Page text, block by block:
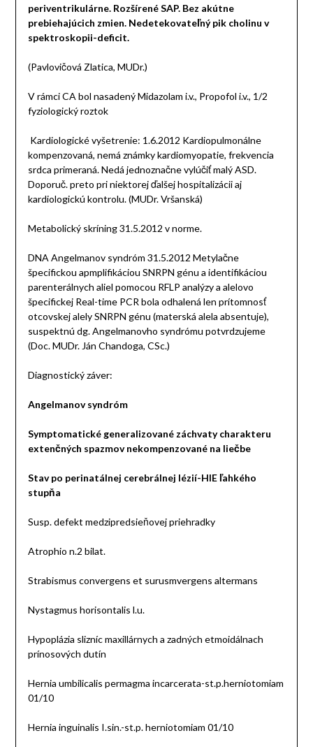
periventrikulárne. Rozšírené SAP. Bez akútne
prebiehajúcich zmien. Nedetekovateľný pik cholinu v
spektroskopii-deficit.
(Pavlovičová Zlatica, MUDr.)
V rámci CA bol nasadený Midazolam i.v., Propofol i.v., 1/2
fyziologický roztok
Kardiologické vyšetrenie: 1.6.2012 Kardiopulmonálne
kompenzovaná, nemá známky kardiomyopatie, frekvencia
srdca primeraná. Nedá jednoznačne vylúčiť malý ASD.
Doporuč. preto pri niektorej ďalšej hospitalizácii aj
kardiologickú kontrolu. (MUDr. Vršanská)
Metabolický skríning 31.5.2012 v norme.
DNA Angelmanov syndróm 31.5.2012 Metylačne
špecifickou apmplifikáciou SNRPN génu a identifikáciou
parenterálnych aliel pomocou RFLP analýzy a alelovo
špecifickej Real-time PCR bola odhalená len prítomnosť
otcovskej alely SNRPN génu (materská alela absentuje),
suspektnú dg. Angelmanovho syndrómu potvrdzujeme
(Doc. MUDr. Ján Chandoga, CSc.)
Diagnostický záver:
Angelmanov syndróm
Symptomatické generalizované záchvaty charakteru
extenčných spazmov nekompenzované na liečbe
Stav po perinatálnej cerebrálnej lézií-HIE ľahkého
stupňa
Susp. defekt medzipredsieňovej priehradky
Atrophio n.2 bilat.
Strabismus convergens et surusmvergens altermans
Nystagmus horisontalis l.u.
Hypoplázia slizníc maxillárnych a zadných etmoidálnach
prínosových dutín
Hernia umbilicalis permagma incarcerata-st.p.herniotomiam
01/10
Hernia inguinalis I.sin.-st.p. herniotomiam 01/10